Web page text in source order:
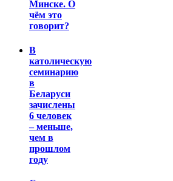
Минске. О
чём это
говорит?
В
католическую
семинарию
в
Беларуси
зачислены
6 человек
– меньше,
чем в
прошлом
году